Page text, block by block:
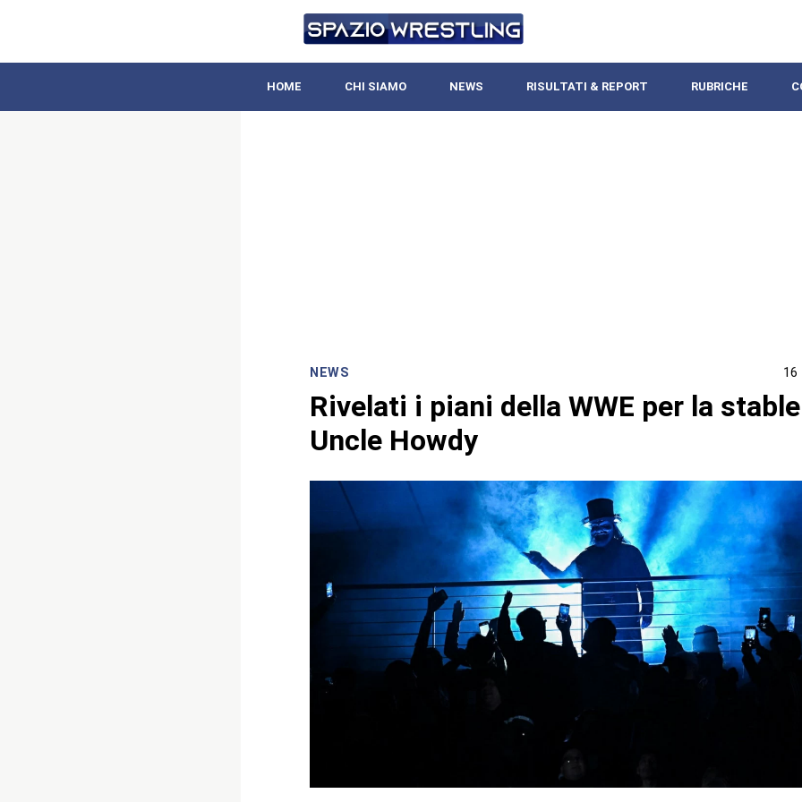
HOME CHI SIAMO NEWS RISULTATI & REPORT RUBRICHE
NEWS 16
Rivelati i piani della WWE per la
Uncle Howdy